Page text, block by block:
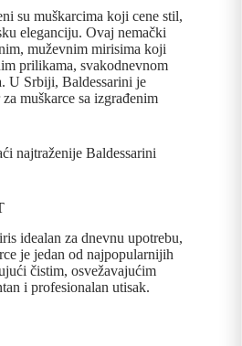
su muškarcima koji cene stil,
eleganciju. Ovaj nemački
muževnim mirisima koji
prilikama, svakodnevnom
U Srbiji, Baldessarini je
muškarce sa izgrađenim
najtraženije Baldessarini
idealan za dnevnu upotrebu,
je jedan od najpopularnijih
čistim, osvežavajućim
i profesionalan utisak.